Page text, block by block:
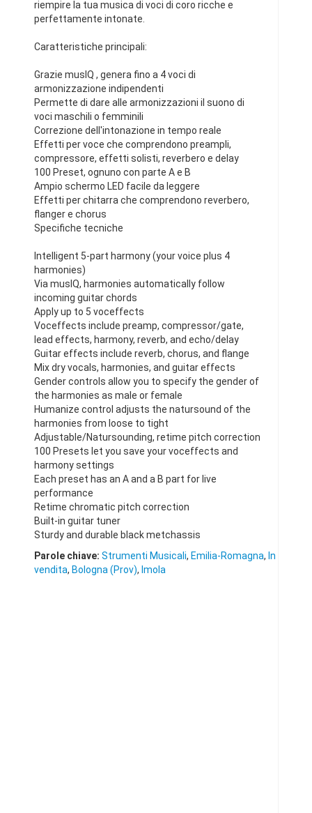
riempire la tua musica di voci di coro ricche e
perfettamente intonate.
Caratteristiche principali:
Grazie musIQ , genera fino a 4 voci di
armonizzazione indipendenti
Permette di dare alle armonizzazioni il suono di
voci maschili o femminili
Correzione dell'intonazione in tempo reale
Effetti per voce che comprendono preampli,
compressore, effetti solisti, reverbero e delay
100 Preset, ognuno con parte A e B
Ampio schermo LED facile da leggere
Effetti per chitarra che comprendono reverbero,
flanger e chorus
Specifiche tecniche
Intelligent 5-part harmony (your voice plus 4
harmonies)
Via musIQ, harmonies automatically follow
incoming guitar chords
Apply up to 5 voceffects
Voceffects include preamp, compressor/gate,
lead effects, harmony, reverb, and echo/delay
Guitar effects include reverb, chorus, and flange
Mix dry vocals, harmonies, and guitar effects
Gender controls allow you to specify the gender of
the harmonies as male or female
Humanize control adjusts the natursound of the
harmonies from loose to tight
Adjustable/Natursounding, retime pitch correction
100 Presets let you save your voceffects and
harmony settings
Each preset has an A and a B part for live
performance
Retime chromatic pitch correction
Built-in guitar tuner
Sturdy and durable black metchassis
Parole chiave: Strumenti Musicali, Emilia-Romagna, In
vendita, Bologna (Prov), Imola